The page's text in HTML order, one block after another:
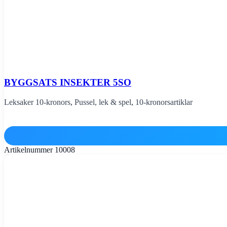
BYGGSATS INSEKTER 5SO
Leksaker 10-kronors, Pussel, lek & spel, 10-kronorsartiklar
Artikelnummer 10008